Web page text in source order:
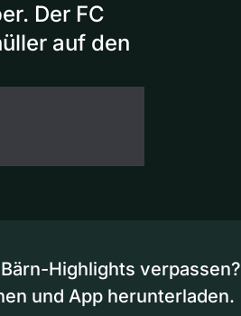
Der FC
auf den
Highlights verpassen?
und App herunterladen.